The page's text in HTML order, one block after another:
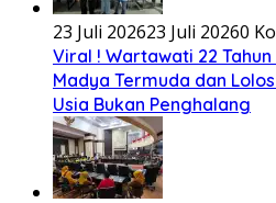
23 Juli 202623 Juli 20260
Viral ! Wartawati 22
Madya Termuda dan
Usia Bukan Penghalang